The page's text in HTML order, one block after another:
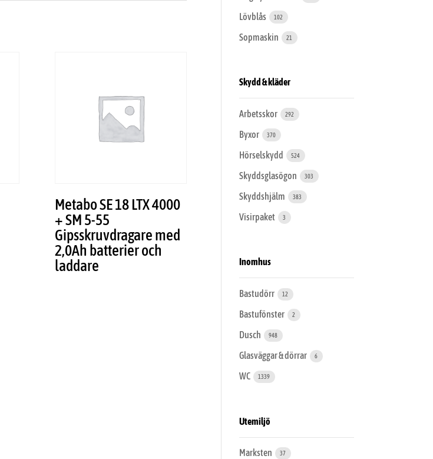
Metabo SE 18 LTX 4000
+ SM 5-55
Gipsskruvdragare med
2,0Ah batterier och
laddare
Lövblås 102
Sopmaskin 21
Skydd & kläder
Arbetsskor 292
Byxor 370
Hörselskydd 524
Skyddsglasögon 303
Skyddshjälm 383
Visirpaket 3
Inomhus
Bastudörr 12
Bastufönster 2
Dusch 948
Glasväggar & dörrar 6
WC 1339
Utemiljö
Marksten 37